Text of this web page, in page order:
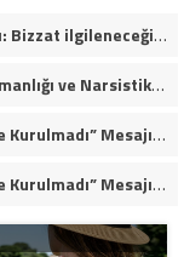
Eren Kaşıkçı’nın kızına Acun Ilıcalı sahip çıktı: Bizzat ilgileneceğim
Modern Çağın Görünmez Salgını: Başarı Düşmanlığı ve Narsistik Yükseliş
İbrahim Murat Gündüz’ün “Nizam Bir Gecede Kurulmadı” Mesajı Sosyal Medyada Geniş Yankı Uyandırdı
İbrahim Murat Gündüz’ün “Nizam Bir Gecede Kurulmadı” Mesajı Neden Viral Oldu?